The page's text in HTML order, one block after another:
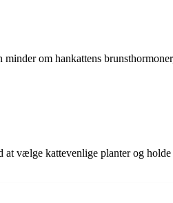
om hankattens
vælge kattevenlige planter og